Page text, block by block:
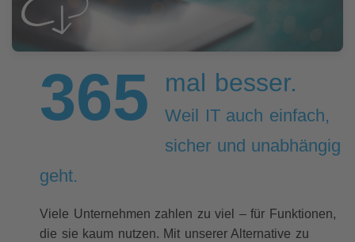
365 mal besser.
Weil IT auch einfach,
sicher und unabhängig
geht.
Viele Unternehmen zahlen zu viel – für Funktionen,
die sie kaum nutzen. Mit unserer Alternative zu